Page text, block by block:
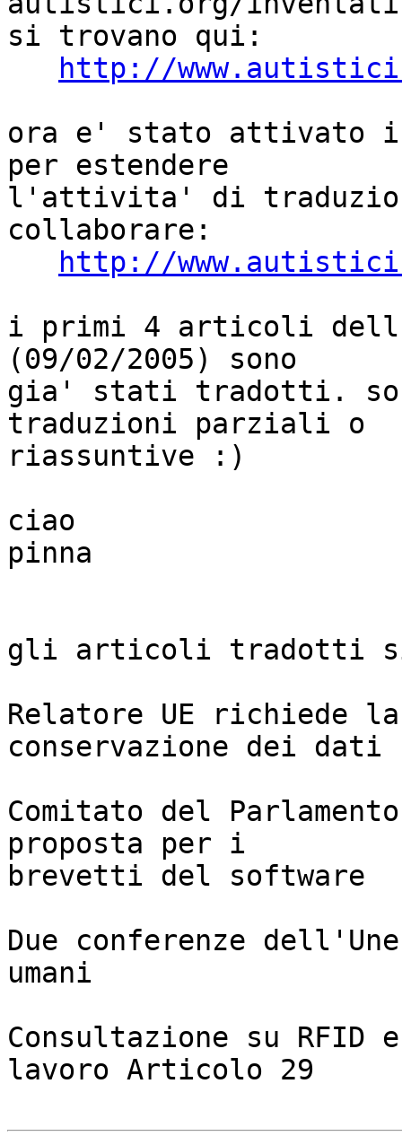
si trovano qui:
http://
ora e' stato attivato
per estendere
l'attivita' di
collaborare:
http://
i primi 4 articoli
(09/02/2005) sono
gia' stati tradotti.
traduzioni parziali o
riassuntive :)
ciao
pinna
gli articoli tradotti
Relatore UE richiede
conservazione dei dati
Comitato del
proposta per i
brevetti del software
Due conferenze
umani
Consultazione su RFID
lavoro Articolo 29